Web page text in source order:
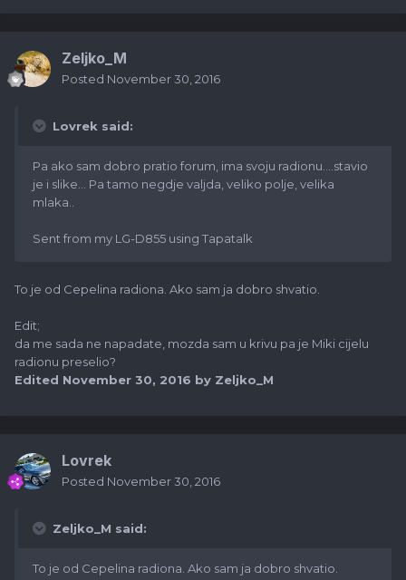
Zeljko_M
Posted November 30, 2016
Lovrek said:
Pa ako sam dobro pratio forum, ima svoju radionu....stavio
je i slike... Pa tamo negdje valjda, veliko polje, velika
mlaka..
Sent from my LG-D855 using Tapatalk
To je od Cepelina radiona. Ako sam ja dobro shvatio.
Edit;
da me sada ne napadate, mozda sam u krivu pa je Miki cijelu
radionu preselio?
Edited November 30, 2016 by Zeljko_M
Lovrek
Posted November 30, 2016
Zeljko_M said:
To je od Cepelina radiona. Ako sam ja dobro shvatio.